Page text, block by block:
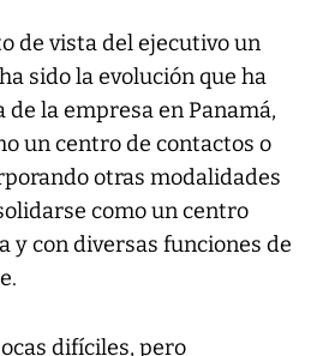
de vista del ejecutivo un
sido la evolución que ha
la empresa en Panamá,
un centro de contactos o
otras modalidades
como un centro
y con diversas funciones de
difíciles, pero